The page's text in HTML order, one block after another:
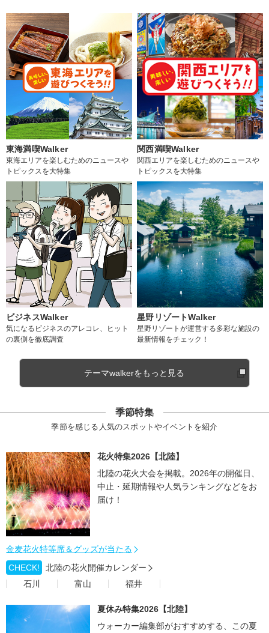
東海満喫Walker
東海エリアを楽しむためのニュースや
トピックスを大特集
関西満喫Walker
関西エリアを楽しむためのニュースや
トピックスを大特集
ビジネスWalker
気になるビジネスのアレコレ、ヒット
の裏側を徹底調査
星野リゾートWalker
星野リゾートが運営する多彩な施設の
最新情報をチェック！
テーマwalkerをもっと見る
季節特集
季節を感じる人気のスポットやイベントを紹介
花火特集2026【北陸】
北陸の花火大会を掲載。2026年の開催日、
中止・延期情報や人気ランキングなどをお
届け！
金麦花火特等席＆グッズが当たる
CHECK!
北陸の花火開催カレンダー
石川
富山 福井
夏休み特集2026【北陸】
ウォーカー編集部がおすすめする、この夏